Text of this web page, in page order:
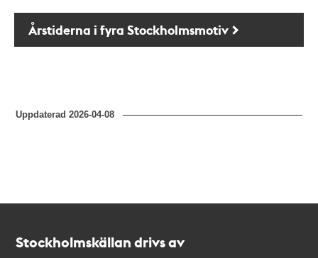
Årstiderna i fyra Stockholmsmotiv
Uppdaterad2026-04-08
Stockholmskällan drivs av